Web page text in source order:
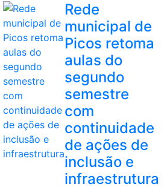
Rede
municipal de
Picos retoma
aulas do
segundo
semestre
com
continuidade
de ações de
inclusão e
infraestrutura